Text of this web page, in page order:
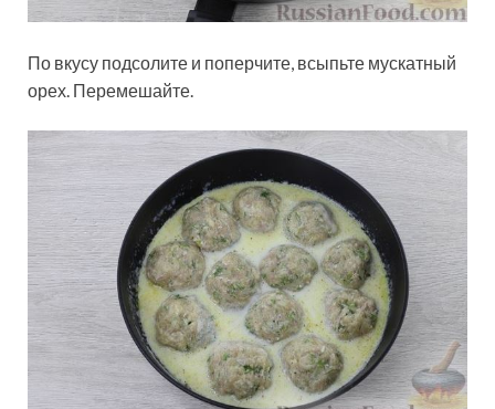
По вкусу подсолите и поперчите, всыпьте мускатный
орех. Перемешайте.